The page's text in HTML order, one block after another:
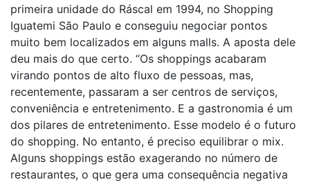
primeira unidade do Ráscal em 1994, no Shopping
Iguatemi São Paulo e conseguiu negociar pontos
muito bem localizados em alguns malls. A aposta dele
deu mais do que certo. “Os shoppings acabaram
virando pontos de alto fluxo de pessoas, mas,
recentemente, passaram a ser centros de serviços,
conveniência e entretenimento. E a gastronomia é um
dos pilares de entretenimento. Esse modelo é o futuro
do shopping. No entanto, é preciso equilibrar o mix.
Alguns shoppings estão exagerando no número de
restaurantes, o que gera uma consequência negativa